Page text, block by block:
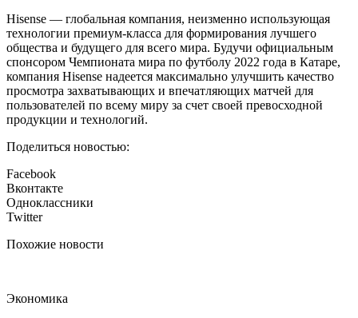
Hisense — глобальная компания, неизменно использующая
технологии премиум-класса для формирования лучшего
общества и будущего для всего мира. Будучи официальным
спонсором Чемпионата мира по футболу 2022 года в Катаре,
компания Hisense надеется максимально улучшить качество
просмотра захватывающих и впечатляющих матчей для
пользователей по всему миру за счет своей превосходной
продукции и технологий.
Поделиться новостью:
Facebook
Вконтакте
Одноклассники
Twitter
Похожие новости
Экономика